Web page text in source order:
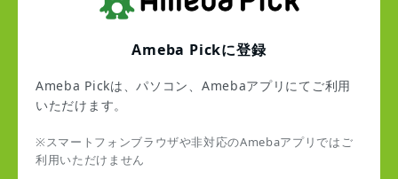
Ameba Pickに登録
Ameba Pickは、パソコン、Amebaアプリにてご利用
いただけます。
※スマートフォンブラウザや非対応のAmebaアプリではご
利用いただけません